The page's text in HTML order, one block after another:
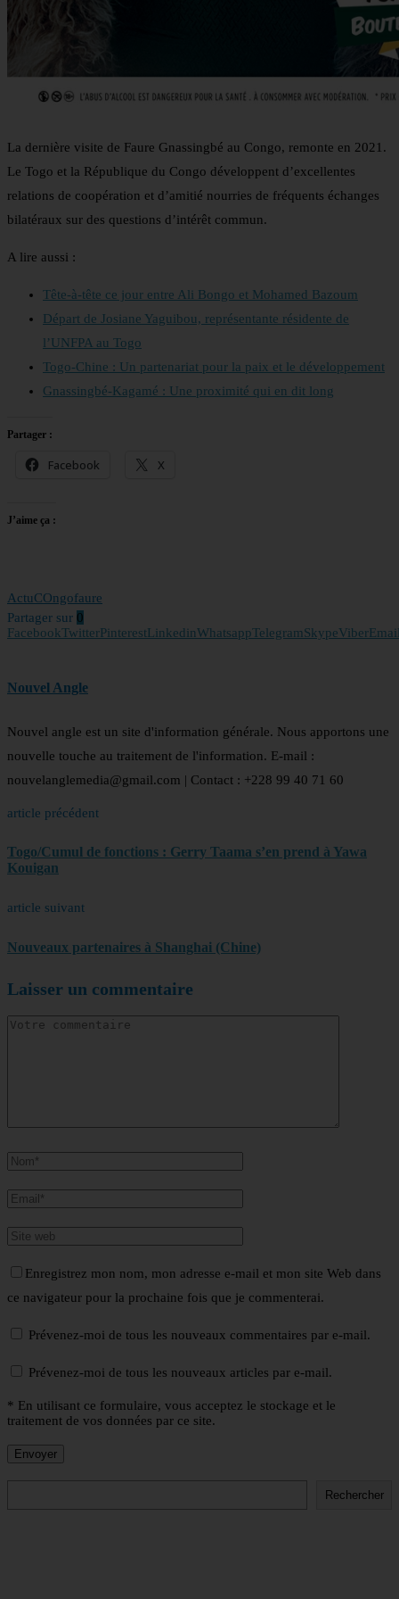
La dernière visite de Faure Gnassingbé au Congo, remonte en 2021.
Le Togo et la République du Congo développent d’excellentes
relations de coopération et d’amitié nourries de fréquents échanges
bilatéraux sur des questions d’intérêt commun.
A lire aussi :
Tête-à-tête ce jour entre Ali Bongo et Mohamed Bazoum
Départ de Josiane Yaguibou, représentante résidente de
l’UNFPA au Togo
Togo-Chine : Un partenariat pour la paix et le développement
Gnassingbé-Kagamé : Une proximité qui en dit long
Partager :
Facebook X
J’aime ça :
ActuCOngofaure
Partager sur 0
FacebookTwitterPinterestLinkedinWhatsappTelegramSkypeViber
Nouvel Angle
Nouvel angle est un site d'information générale. Nous apportons une
nouvelle touche au traitement de l'information. E-mail :
nouvelanglemedia@gmail.com | Contact : +228 99 40 71 60
article précédent
Togo/Cumul de fonctions : Gerry Taama s’en prend à Yawa
Kouigan
article suivant
Nouveaux partenaires à Shanghai (Chine)
Laisser un commentaire
Enregistrez mon nom, mon adresse e-mail et mon site Web dans
ce navigateur pour la prochaine fois que je commenterai.
Prévenez-moi de tous les nouveaux commentaires par e-mail.
Prévenez-moi de tous les nouveaux articles par e-mail.
* En utilisant ce formulaire, vous acceptez le stockage et le
traitement de vos données par ce site.
Rechercher